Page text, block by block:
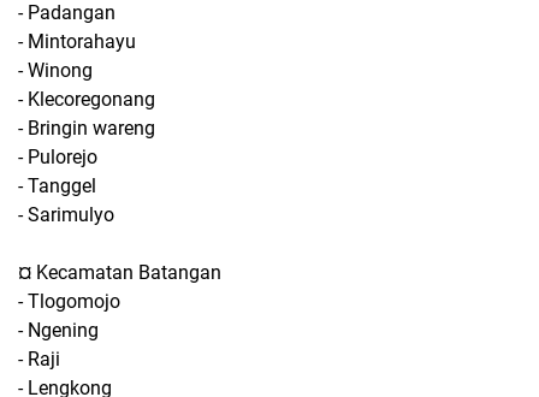
- Padangan
- Mintorahayu
- Winong
- Klecoregonang
- Bringin wareng
- Pulorejo
- Tanggel
- Sarimulyo
¤ Kecamatan Batangan
- Tlogomojo
- Ngening
- Raji
- Lengkong